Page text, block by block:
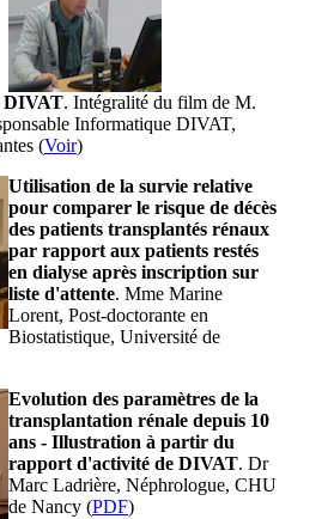
DIVAT. Intégralité du film de M.
Informatique DIVAT,
(Voir)
Utilisation de la survie relative
pour comparer le risque de décès
des patients transplantés rénaux
par rapport aux patients restés
en dialyse après inscription sur
liste d'attente. Mme Marine
Lorent, Post-doctorante en
Biostatistique, Université de
Evolution des paramètres de la
transplantation rénale depuis 10
ans - Illustration à partir du
rapport d'activité de DIVAT. Dr
Marc Ladrière, Néphrologue, CHU
de Nancy (PDF)